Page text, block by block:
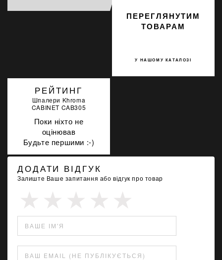
У НАШОМУ КАТАЛОЗІ
ПЕРЕГЛЯНУТИМ
ТОВАРАМ
РЕЙТИНГ
Шпалери Khroma
CABINET CAB305
Поки ніхто не
оцінював
Будьте першими :-)
ДОДАТИ ВІДГУК
Залиште Ваше запитання або відгук про товар
ВАШЕ ІМ'Я
ВАШ EMAIL (НЕ ПУБЛІКУЄТЬСЯ)